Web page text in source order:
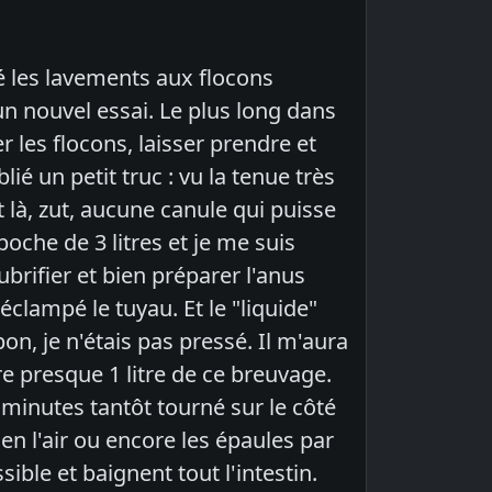
les lavements aux flocons
nouvel essai. Le plus long dans
les flocons, laisser prendre et
un petit truc : vu la tenue très
zut, aucune canule qui puisse
de 3 litres et je me suis
et bien préparer l'anus
le tuyau. Et le "liquide"
je n'étais pas pressé. Il m'aura
presque 1 litre de ce breuvage.
tantôt tourné sur le côté
l'air ou encore les épaules par
et baignent tout l'intestin.